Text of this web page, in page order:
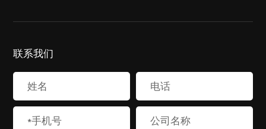
联系我们